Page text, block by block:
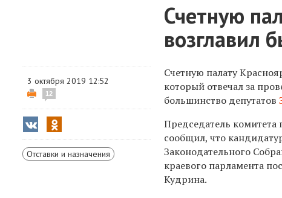
Счетную
возглавил
3 октября 2019 12:52
12
Отставки и назначения
Счетную палату
который отвечал за
большинство депутатов
Председатель
сообщил, что
Законодательного
краевого парламента
Кудрина.